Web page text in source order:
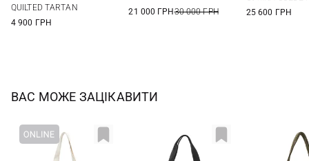
QUILTED TARTAN
4 900 ГРН
21 000 ГРН30 000 ГРН
25 600 ГРН
ВАС МОЖЕ ЗАЦІКАВИТИ